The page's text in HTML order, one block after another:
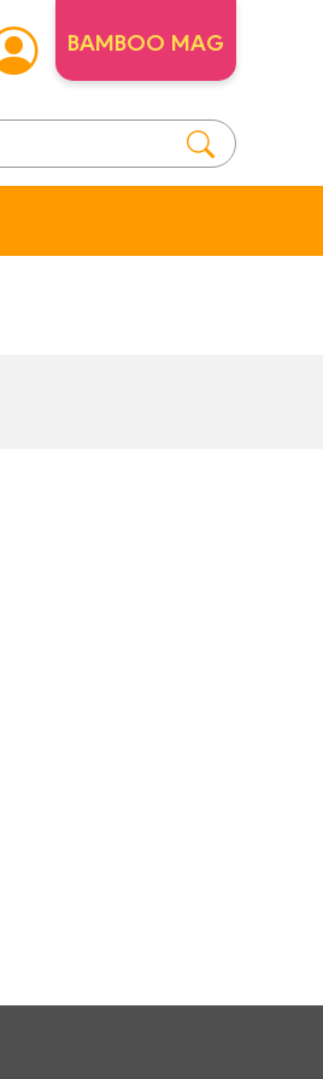
BAMBOO MAG